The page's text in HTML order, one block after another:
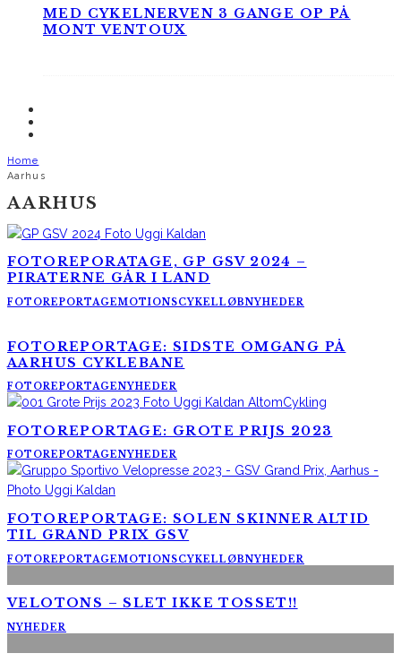
MED CYKELNERVEN 3 GANGE OP PÅ
MONT VENTOUX
Home
Aarhus
AARHUS
FOTOREPORATAGE, GP GSV 2024 –
PIRATERNE GÅR I LAND
FOTOREPORTAGEMOTIONSCYKELLØBNYHEDER
FOTOREPORTAGE: SIDSTE OMGANG PÅ
AARHUS CYKLEBANE
FOTOREPORTAGENYHEDER
FOTOREPORTAGE: GROTE PRIJS 2023
FOTOREPORTAGENYHEDER
FOTOREPORTAGE: SOLEN SKINNER ALTID
TIL GRAND PRIX GSV
FOTOREPORTAGEMOTIONSCYKELLØBNYHEDER
VELOTONS – SLET IKKE TOSSET!!
NYHEDER